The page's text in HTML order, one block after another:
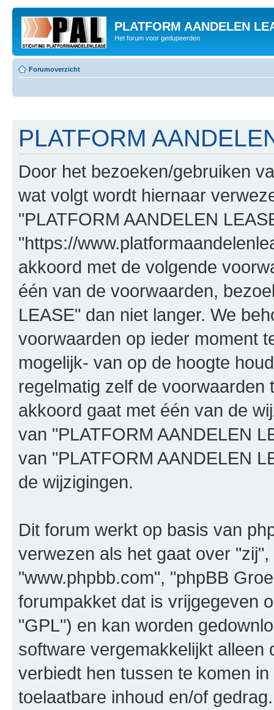
PLATFORM AANDELEN
Het forum voor gedupeerden
Forumoverzicht
PLATFORM
Door het bezoeken/gebruiken
wat volgt wordt hiernaar
"PLATFORM AANDELEN
"https://
akkoord met de volgende
één van de voorwaarden,
LEASE" dan niet langer. We
voorwaarden op ieder moment
mogelijk- van op de hoogte
regelmatig zelf de voorwaarden
akkoord gaat met één van de
van "PLATFORM AANDELEN
van "PLATFORM AANDELEN
de wijzigingen.
Dit forum werkt op basis van
verwezen als het gaat over
"www.phpbb.com", "phpBB
forumpakket dat is vrijgegeven
"GPL") en kan worden
software vergemakkelijkt alleen
verbiedt hen tussen te komen
toelaatbare inhoud en/of